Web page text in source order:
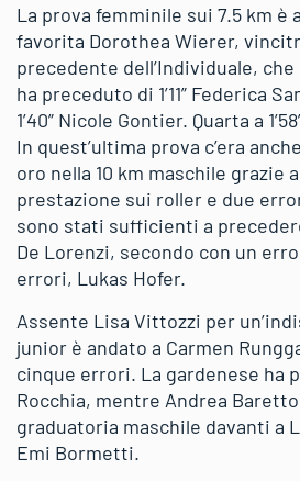
La prova femminile sui 7.5 km è
favorita Dorothea Wierer,
precedente dell’Individuale,
ha preceduto di 1’11” Federica
1’40” Nicole Gontier. Quarta a
In quest’ultima prova c’era anche
oro nella 10 km maschile grazie
prestazione sui roller e due
sono stati sufficienti a
De Lorenzi, secondo con un
errori, Lukas Hofer.
Assente Lisa Vittozzi per
junior è andato a Carmen
cinque errori. La gardenese ha
Rocchia, mentre Andrea Baretto
graduatoria maschile davanti a
Emi Bormetti.